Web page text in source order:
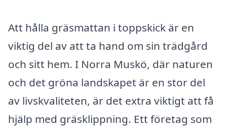
Att hålla gräsmattan i toppskick är en
viktig del av att ta hand om sin trädgård
och sitt hem. I Norra Muskö, där naturen
och det gröna landskapet är en stor del
av livskvaliteten, är det extra viktigt att få
hjälp med gräsklippning. Ett företag som